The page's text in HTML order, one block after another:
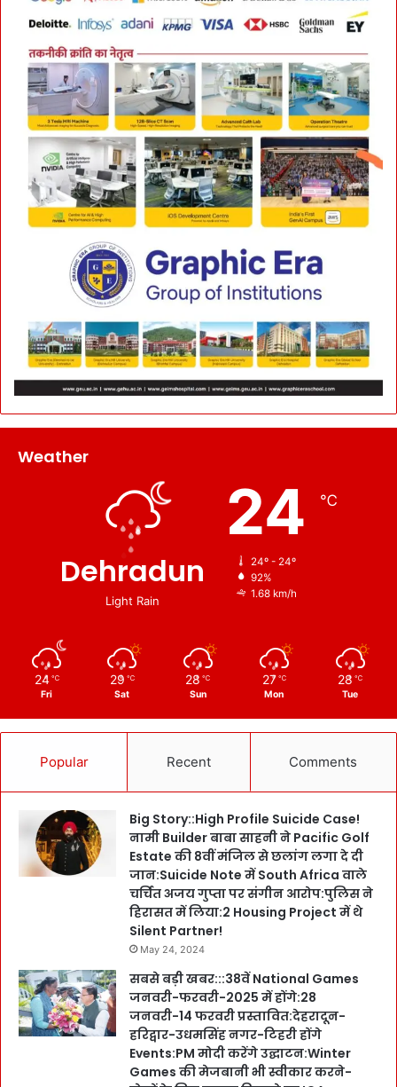
Weather
Dehradun
Light Rain
24 ℃
24º - 24º
92%
1.68 km/h
24 ℃
Fri
29 ℃
Sat
28 ℃
Sun
27 ℃
Mon
28 ℃
Tue
Popular Recent Comments
Big Story::High Profile Suicide Case!
नामी Builder बाबा साहनी ने Pacific Golf
Estate की 8वीं मंजिल से छलांग लगा दे दी
जान:Suicide Note में South Africa वाले
चर्चित अजय गुप्ता पर संगीन आरोप:पुलिस ने
हिरासत में लिया:2 Housing Project में थे
Silent Partner!
May 24, 2024
सबसे बड़ी खबर:::38वें National Games
जनवरी-फरवरी-2025 में होंगे:28
जनवरी-14 फरवरी प्रस्तावित:देहरादून-
हरिद्वार-उधमसिंह नगर-टिहरी होंगे
Events:PM मोदी करेंगे उद्घाटन:Winter
Games की मेजबानी भी स्वीकार करने-